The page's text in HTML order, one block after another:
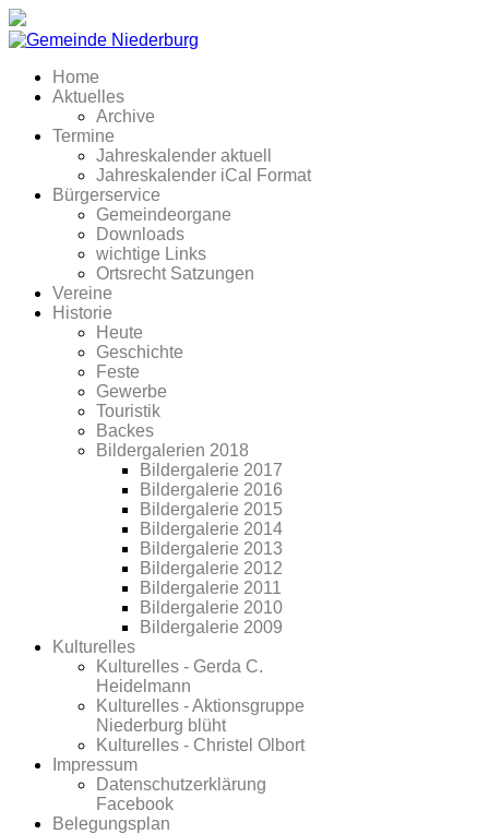
Home
Aktuelles
Archive
Termine
Jahreskalender aktuell
Jahreskalender iCal Format
Bürgerservice
Gemeindeorgane
Downloads
wichtige Links
Ortsrecht Satzungen
Vereine
Historie
Heute
Geschichte
Feste
Gewerbe
Touristik
Backes
Bildergalerien 2018
Bildergalerie 2017
Bildergalerie 2016
Bildergalerie 2015
Bildergalerie 2014
Bildergalerie 2013
Bildergalerie 2012
Bildergalerie 2011
Bildergalerie 2010
Bildergalerie 2009
Kulturelles
Kulturelles - Gerda C.
Heidelmann
Kulturelles - Aktionsgruppe
Niederburg blüht
Kulturelles - Christel Olbort
Impressum
Datenschutzerklärung
Facebook
Belegungsplan